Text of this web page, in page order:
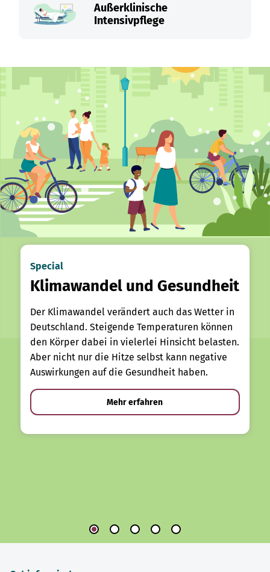
Außerklinische
Intensivpflege
Special
Klimawandel und Gesundheit
Der Klimawandel verändert auch das Wetter in
Deutschland. Steigende Temperaturen können
den Körper dabei in vielerlei Hinsicht belasten.
Aber nicht nur die Hitze selbst kann negative
Auswirkungen auf die Gesundheit haben.
Mehr erfahren